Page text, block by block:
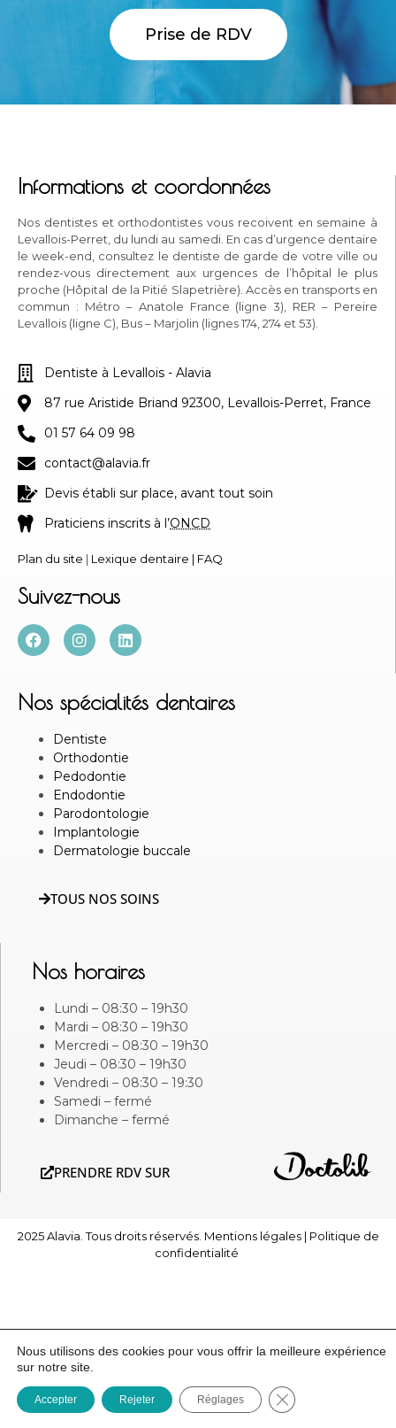
Prise de RDV
Informations et coordonnées
Nos dentistes et orthodontistes vous recoivent en semaine à
Levallois-Perret, du lundi au samedi. En cas d’urgence dentaire
le week-end, consultez le dentiste de garde de votre ville ou
rendez-vous directement aux urgences de l’hôpital le plus
proche (Hôpital de la Pitié Slapetrière). Accès en transports en
commun : Métro – Anatole France (ligne 3), RER – Pereire
Levallois (ligne C), Bus – Marjolin (lignes 174, 274 et 53).
Dentiste à Levallois - Alavia
87 rue Aristide Briand 92300, Levallois-Perret, France
01 57 64 09 98
contact@alavia.fr
Devis établi sur place, avant tout soin
Praticiens inscrits à l’ONCD
Plan du site | Lexique dentaire | FAQ
Suivez-nous
Nos spécialités dentaires
Dentiste
Orthodontie
Pedodontie
Endodontie
Parodontologie
Implantologie
Dermatologie buccale
TOUS NOS SOINS
Nos horaires
Lundi – 08:30 – 19h30
Mardi – 08:30 – 19h30
Mercredi – 08:30 – 19h30
Jeudi – 08:30 – 19h30
Vendredi – 08:30 – 19:30
Samedi – fermé
Dimanche – fermé
PRENDRE RDV SUR
2025 Alavia. Tous droits réservés. Mentions légales| Politique de
confidentialité
Nous utilisons des cookies pour vous offrir la meilleure expérience
sur notre site.
Accepter Rejeter Réglages Fermer la bannière